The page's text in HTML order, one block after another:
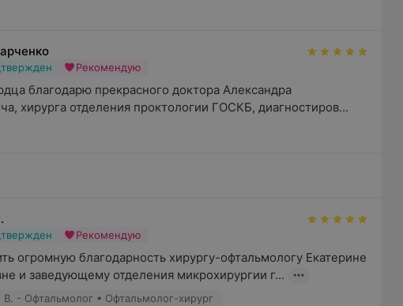
Рекомендую
благодарю прекрасного доктора Александра
хирурга отделения проктологии ГОСКБ, диагностиров...
Рекомендую
огромную благодарность хирургу-офтальмологу Екатерине
и заведующему отделения микрохирургии г...
В. - Офтальмолог • Офтальмолог-хирург